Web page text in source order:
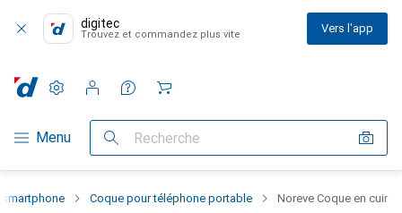
digitec
Trouvez et commandez plus vite Vers l'app
Navigation par catégorie
Menu Recherche
Paramètres
Compte client
Listes de comparaison
Listes d'envies
Panier
Coque pour téléphone portable Noreve Coque en cuir